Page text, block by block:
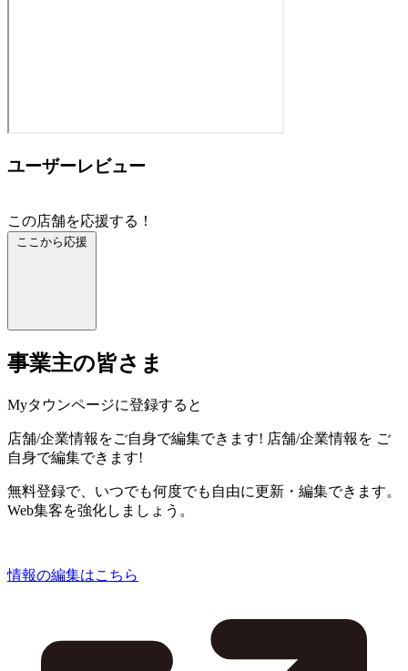
ユーザーレビュー
この店舗を応援する！
ここから応援
事業主の皆さま
Myタウンページに登録すると
店舗/企業情報をご自身で編集できます! 店舗/企業情報を ご
自身で編集できます!
無料登録で、いつでも何度でも自由に更新・編集できます。
Web集客を強化しましょう。
情報の編集はこちら